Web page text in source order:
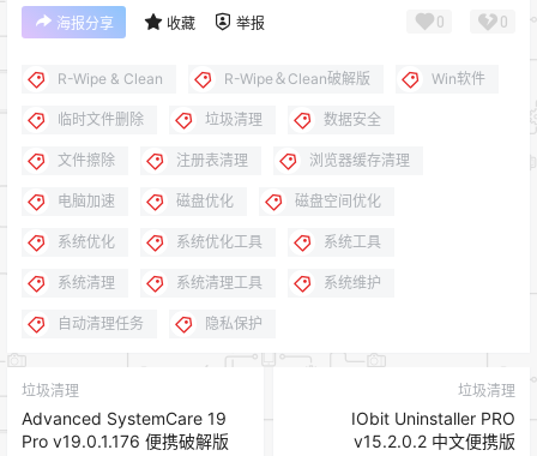
海报分享 收藏 举报 0 0
R-Wipe & Clean R-Wipe＆Clean破解版 Win软件
临时文件删除 垃圾清理 数据安全
文件擦除 注册表清理 浏览器缓存清理
电脑加速 磁盘优化 磁盘空间优化
系统优化 系统优化工具 系统工具
系统清理 系统清理工具 系统维护
自动清理任务 隐私保护
垃圾清理
Advanced SystemCare 19
Pro v19.0.1.176 便携破解版
垃圾清理
IObit Uninstaller PRO
v15.2.0.2 中文便携版